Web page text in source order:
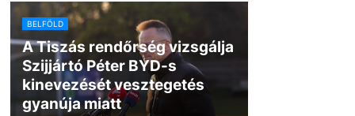
BELFÖLD
A Tiszás rendőrség vizsgálja
Szijjártó Péter BYD-s
kinevezését vesztegetés
gyanúja miatt